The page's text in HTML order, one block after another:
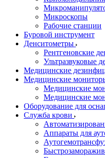
Микроскопы
Рабочие станции
Буровой инструмент
Денситометры
Рентгеновские
Ультразвуковые
Медицинские
Медицинские
Медицинские
Медицинские
Оборудование для
Служба крови
Аппараты для